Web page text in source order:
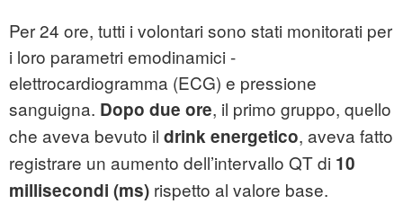
Per 24 ore, tutti i volontari sono stati monitorati per
i loro parametri emodinamici -
elettrocardiogramma (ECG) e pressione
sanguigna. Dopo due ore, il primo gruppo, quello
che aveva bevuto il drink energetico, aveva fatto
registrare un aumento dell’intervallo QT di 10
millisecondi (ms) rispetto al valore base.